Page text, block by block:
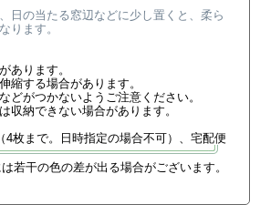
日の当たる窓辺などに少し置くと、柔ら
ります。
あります。
縮する場合があります。
どがつかないようご注意ください。
収納できない場合があります。
4枚まで。日時指定の場合不可）、宅配便
若干の色の差が出る場合がございます。